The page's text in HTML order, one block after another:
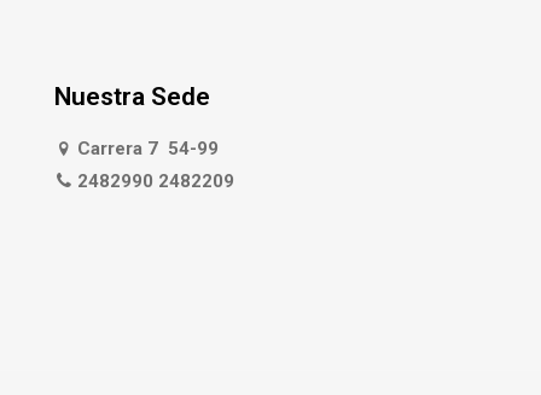
Nuestra Sede
Carrera 7 54-99
2482990 2482209